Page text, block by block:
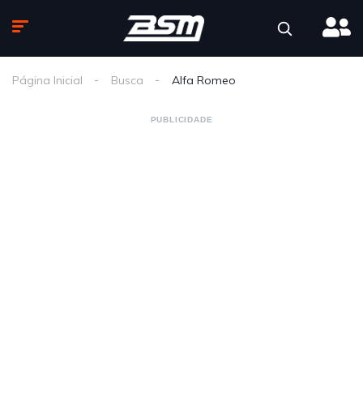
Página Inicial Busca Alfa Romeo
PUBLICIDADE